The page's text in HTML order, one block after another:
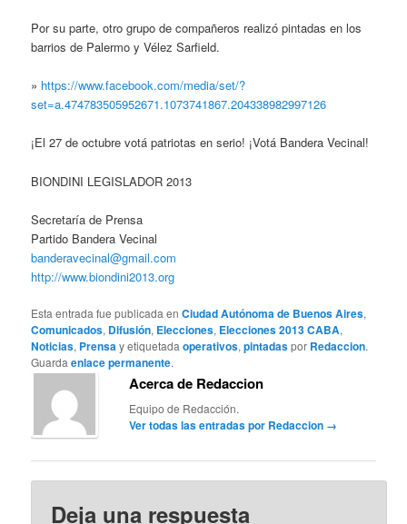
Por su parte, otro grupo de compañeros realizó pintadas en los
barrios de Palermo y Vélez Sarfield.
» https://www.facebook.com/media/set/?
set=a.474783505952671.1073741867.204338982997126
¡El 27 de octubre votá patriotas en serio! ¡Votá Bandera Vecinal!
BIONDINI LEGISLADOR 2013
Secretaría de Prensa
Partido Bandera Vecinal
banderavecinal@gmail.com
http://www.biondini2013.org
Esta entrada fue publicada enCiudad Autónoma de Buenos Aires,
Comunicados, Difusión, Elecciones, Elecciones 2013 CABA,
Noticias, Prensay etiquetadaoperativos,pintadaspor Redaccion.
Guardaenlace permanente.
Acerca de Redaccion
Equipo de Redacción.
Ver todas las entradas por Redaccion →
Deja una respuesta